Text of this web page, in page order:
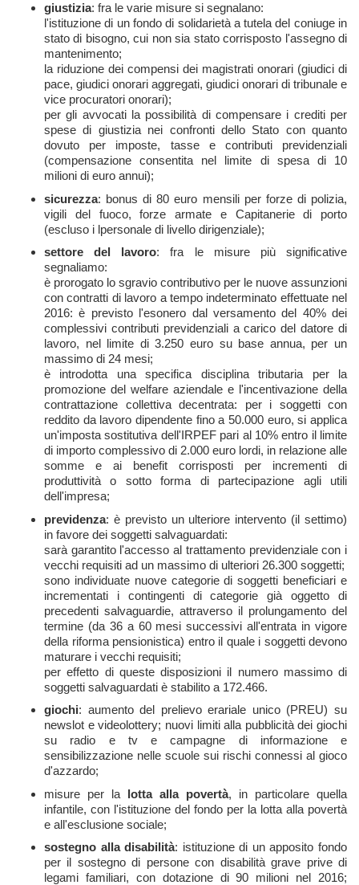
giustizia: fra le varie misure si segnalano:
l'istituzione di un fondo di solidarietà a tutela del coniuge in
stato di bisogno, cui non sia stato corrisposto l'assegno di
mantenimento;
la riduzione dei compensi dei magistrati onorari (giudici di
pace, giudici onorari aggregati, giudici onorari di tribunale e
vice procuratori onorari);
per gli avvocati la possibilità di compensare i crediti per
spese di giustizia nei confronti dello Stato con quanto
dovuto per imposte, tasse e contributi previdenziali
(compensazione consentita nel limite di spesa di 10
milioni di euro annui);
sicurezza: bonus di 80 euro mensili per forze di polizia,
vigili del fuoco, forze armate e Capitanerie di porto
(escluso i lpersonale di livello dirigenziale);
settore del lavoro: fra le misure più significative
segnaliamo:
è prorogato lo sgravio contributivo per le nuove assunzioni
con contratti di lavoro a tempo indeterminato effettuate nel
2016: è previsto l'esonero dal versamento del 40% dei
complessivi contributi previdenziali a carico del datore di
lavoro, nel limite di 3.250 euro su base annua, per un
massimo di 24 mesi;
è introdotta una specifica disciplina tributaria per la
promozione del welfare aziendale e l'incentivazione della
contrattazione collettiva decentrata: per i soggetti con
reddito da lavoro dipendente fino a 50.000 euro, si applica
un'imposta sostitutiva dell'IRPEF pari al 10% entro il limite
di importo complessivo di 2.000 euro lordi, in relazione alle
somme e ai benefit corrisposti per incrementi di
produttività o sotto forma di partecipazione agli utili
dell'impresa;
previdenza: è previsto un ulteriore intervento (il settimo)
in favore dei soggetti salvaguardati:
sarà garantito l'accesso al trattamento previdenziale con i
vecchi requisiti ad un massimo di ulteriori 26.300 soggetti;
sono individuate nuove categorie di soggetti beneficiari e
incrementati i contingenti di categorie già oggetto di
precedenti salvaguardie, attraverso il prolungamento del
termine (da 36 a 60 mesi successivi all'entrata in vigore
della riforma pensionistica) entro il quale i soggetti devono
maturare i vecchi requisiti;
per effetto di queste disposizioni il numero massimo di
soggetti salvaguardati è stabilito a 172.466.
giochi: aumento del prelievo erariale unico (PREU) su
newslot e videolottery; nuovi limiti alla pubblicità dei giochi
su radio e tv e campagne di informazione e
sensibilizzazione nelle scuole sui rischi connessi al gioco
d'azzardo;
misure per la lotta alla povertà, in particolare quella
infantile, con l'istituzione del fondo per la lotta alla povertà
e all'esclusione sociale;
sostegno alla disabilità: istituzione di un apposito fondo
per il sostegno di persone con disabilità grave prive di
legami familiari, con dotazione di 90 milioni nel 2016;